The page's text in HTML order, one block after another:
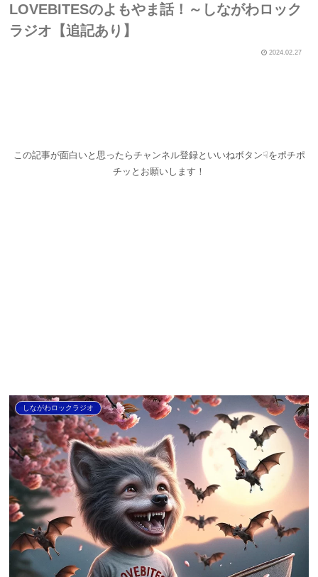
LOVEBITESのよもやま話！～しながわロック
ラジオ【追記あり】
2024.02.27
この記事が面白いと思ったらチャンネル登録といいねボタン☟をポチポ
チッとお願いします！
しながわロックラジオ